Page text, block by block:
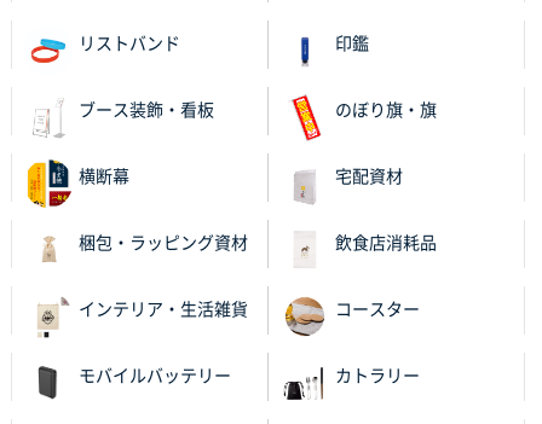
和歌山県S社様
2025年11月05日 11:13
不織布スクエアトート(A4サイズ)
2025年10月28日 17:10
ワンポイントポリ袋 A4サイズ
1000枚
リストバンド 印鑑
ブース装飾・看板 のぼり旗・旗
横断幕 宅配資材
梱包・ラッピング資材 飲食店消耗品
インテリア・生活雑貨 コースター
モバイルバッテリー カトラリー